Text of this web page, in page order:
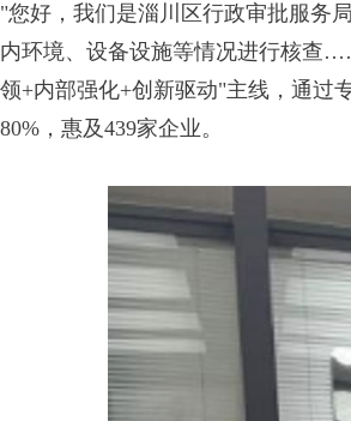
"您好，我们是淄川区行政审批服务
内环境、设备设施等情况进行核查
领+内部强化+创新驱动"主线，通过
80%，惠及439家企业。